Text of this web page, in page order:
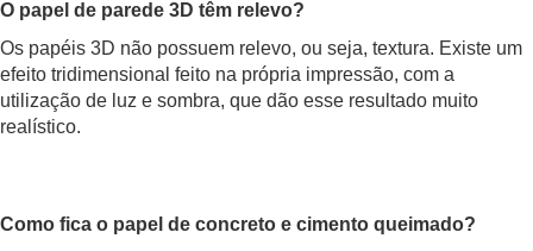
O papel de parede 3D têm relevo?
Os papéis 3D não possuem relevo, ou seja, textura. Existe um
efeito tridimensional feito na própria impressão, com a
utilização de luz e sombra, que dão esse resultado muito
realístico.
Como fica o papel de concreto e cimento queimado?